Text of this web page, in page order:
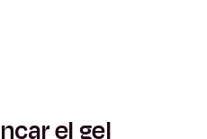
el gel